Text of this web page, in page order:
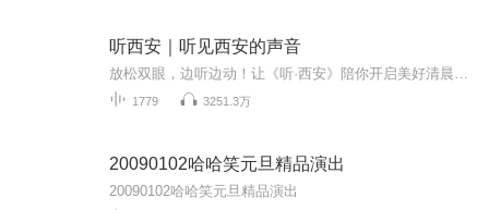
听西安｜听见西安的声音
1779 3251.3万
20090102哈哈笑元旦精品演出
20090102哈哈笑元旦精品演出